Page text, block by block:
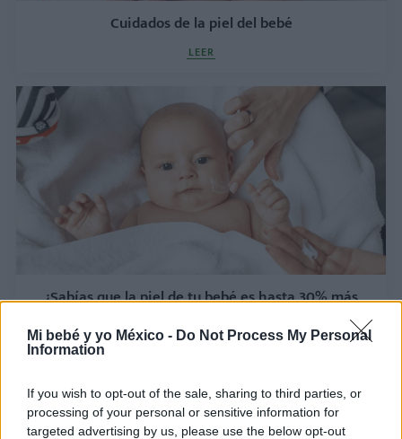
Mi bebé y yo México - Do Not Process My Personal
Information
If you wish to opt-out of the sale, sharing to third parties, or
processing of your personal or sensitive information for
targeted advertising by us, please use the below opt-out
Cuidados de la piel del bebé
LEER
¿Sabías que la piel de tu bebé es hasta 30% más
LEER